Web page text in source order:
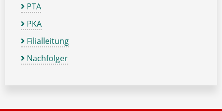
PTA
PKA
Filialleitung
Nachfolger